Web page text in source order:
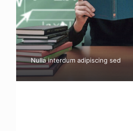
Nulla interdum adipiscing sed